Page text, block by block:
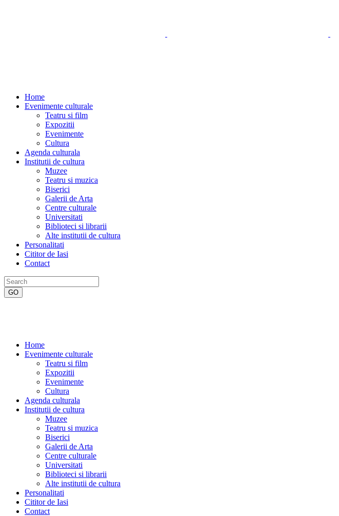
Home
Evenimente culturale
Teatru si film
Expozitii
Evenimente
Cultura
Agenda culturala
Institutii de cultura
Muzee
Teatru si muzica
Biserici
Galerii de Arta
Centre culturale
Universitati
Biblioteci si librarii
Alte institutii de cultura
Personalitati
Cititor de Iasi
Contact
Home
Evenimente culturale
Teatru si film
Expozitii
Evenimente
Cultura
Agenda culturala
Institutii de cultura
Muzee
Teatru si muzica
Biserici
Galerii de Arta
Centre culturale
Universitati
Biblioteci si librarii
Alte institutii de cultura
Personalitati
Cititor de Iasi
Contact